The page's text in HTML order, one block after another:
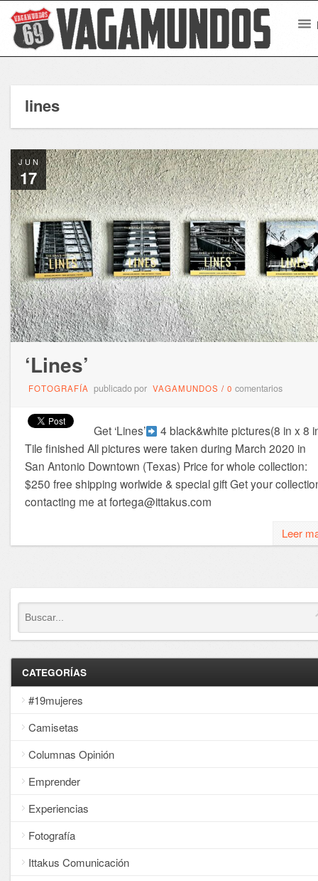
lines
JUN
17
‘Lines’
FOTOGRAFÍA publicado por VAGAMUNDOS / 0 comentarios
Get ‘Lines’
4 black&white pictures(8 in x 8
Tile finished All pictures were taken during March 2020 in
San Antonio Downtown (Texas) Price for whole collection:
$250 free shipping worlwide & special gift Get your
contacting me at fortega@ittakus.com
Leer
CATEGORÍAS
#19mujeres
Camisetas
Columnas Opinión
Emprender
Experiencias
Fotografía
Ittakus Comunicación